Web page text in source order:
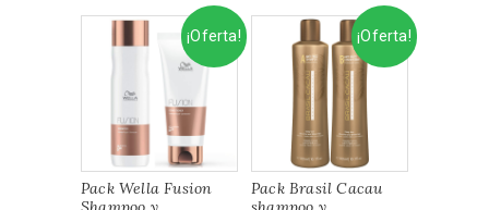
¡Oferta!
Pack Wella Fusion
¡Oferta!
Pack Brasil Cacau